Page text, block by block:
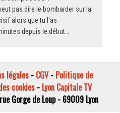
pas dire le bombarder sur la
alors que tu l'as
depuis le début…
légales - CGV- Politique de
cookies- Lyon Capitale TV
Gorge de Loup - 69009 Lyon